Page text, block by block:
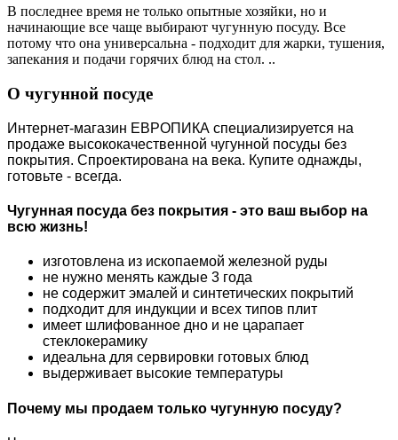
В последнее время не только опытные хозяйки, но и
начинающие все чаще выбирают чугунную посуду. Все
потому что она универсальна - подходит для жарки, тушения,
запекания и подачи горячих блюд на стол. ..
О чугунной посуде
Интернет-магазин ЕВРОПИКА специализируется на
продаже высококачественной чугунной посуды без
покрытия. Спроектирована на века. Купите однажды,
готовьте - всегда.
Чугунная посуда без покрытия - это ваш выбор на
всю жизнь!
изготовлена из ископаемой железной руды
не нужно менять каждые 3 года
не содержит эмалей и синтетических покрытий
подходит для индукции и всех типов плит
имеет шлифованное дно и не царапает
стеклокерамику
идеальна для сервировки готовых блюд
выдерживает высокие температуры
Почему мы продаем только чугунную посуду?